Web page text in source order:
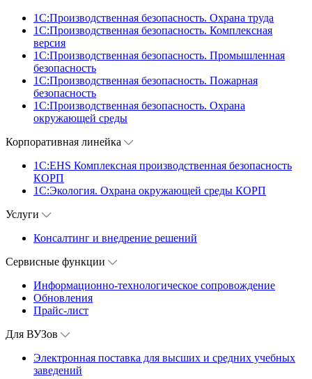
1C:Производственная безопасность. Охрана труда
1C:Производственная безопасность. Комплексная
версия
1C:Производственная безопасность. Промышленная
безопасность
1C:Производственная безопасность. Пожарная
безопасность
1C:Производственная безопасность. Охрана
окружающей среды
Корпоративная линейка
1С:EHS Комплексная производственная безопасность
КОРП
1С:Экология. Охрана окружающей среды КОРП
Услуги
Консалтинг и внедрение решений
Сервисные функции
Информационно-технологическое сопровождение
Обновления
Прайс-лист
Для ВУЗов
Электронная поставка для высших и средних учебных
заведений